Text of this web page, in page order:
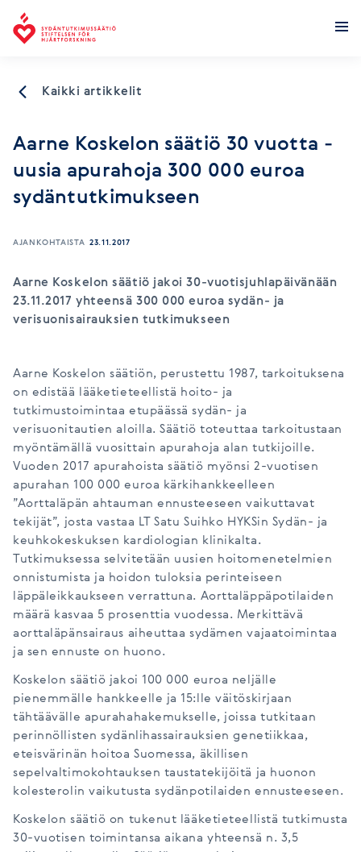
Kaikki artikkelit
Aarne Koskelon säätiö 30 vuotta -
uusia apurahoja 300 000 euroa
sydäntutkimukseen
AJANKOHTAISTA 23.11.2017
Aarne Koskelon säätiö jakoi 30-vuotisjuhlapäivänään
23.11.2017 yhteensä 300 000 euroa sydän- ja
verisuonisairauksien tutkimukseen
Aarne Koskelon säätiön, perustettu 1987, tarkoituksena
on edistää lääketieteellistä hoito- ja
tutkimustoimintaa etupäässä sydän- ja
verisuonitautien aloilla. Säätiö toteuttaa tarkoitustaan
myöntämällä vuosittain apurahoja alan tutkijoille.
Vuoden 2017 apurahoista säätiö myönsi 2-vuotisen
apurahan 100 000 euroa kärkihankkeelleen
”Aorttaläpän ahtauman ennusteeseen vaikuttavat
tekijät”, josta vastaa LT Satu Suihko HYKSin Sydän- ja
keuhkokeskuksen kardiologian klinikalta.
Tutkimuksessa selvitetään uusien hoitomenetelmien
onnistumista ja hoidon tuloksia perinteiseen
läppäleikkaukseen verrattuna. Aorttaläppäpotilaiden
määrä kasvaa 5 prosenttia vuodessa. Merkittävä
aorttaläpänsairaus aiheuttaa sydämen vajaatoimintaa
ja sen ennuste on huono.
Koskelon säätiö jakoi 100 000 euroa neljälle
pienemmälle hankkeelle ja 15:lle väitöskirjaan
tähtäävälle apurahahakemukselle, joissa tutkitaan
perinnöllisten sydänlihassairauksien genetiikkaa,
eteisvärinän hoitoa Suomessa, äkillisen
sepelvaltimokohtauksen taustatekijöitä ja huonon
kolesterolin vaikutusta sydänpotilaiden ennusteeseen.
Koskelon säätiö on tukenut lääketieteellistä tutkimusta
30-vuotisen toimintansa aikana yhteensä n. 3,5